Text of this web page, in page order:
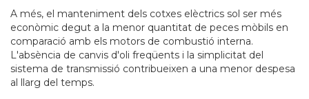
A més, el manteniment dels cotxes elèctrics sol ser més
econòmic degut a la menor quantitat de peces mòbils en
comparació amb els motors de combustió interna.
L'absència de canvis d'oli freqüents i la simplicitat del
sistema de transmissió contribueixen a una menor despesa
al llarg del temps.